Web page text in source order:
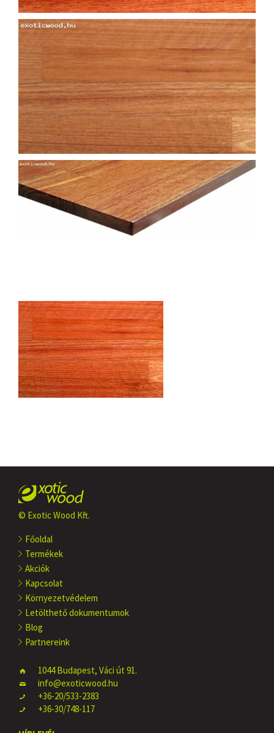
© Exotic Wood Kft.
Főoldal
Termékek
Akciók
Kapcsolat
Környezetvédelem
Letölthető dokumentumok
Blog
Partnereink
1044 Budapest, Váci út 91.
info@exoticwood.hu
+36-20/533-2383
+36-30/748-117